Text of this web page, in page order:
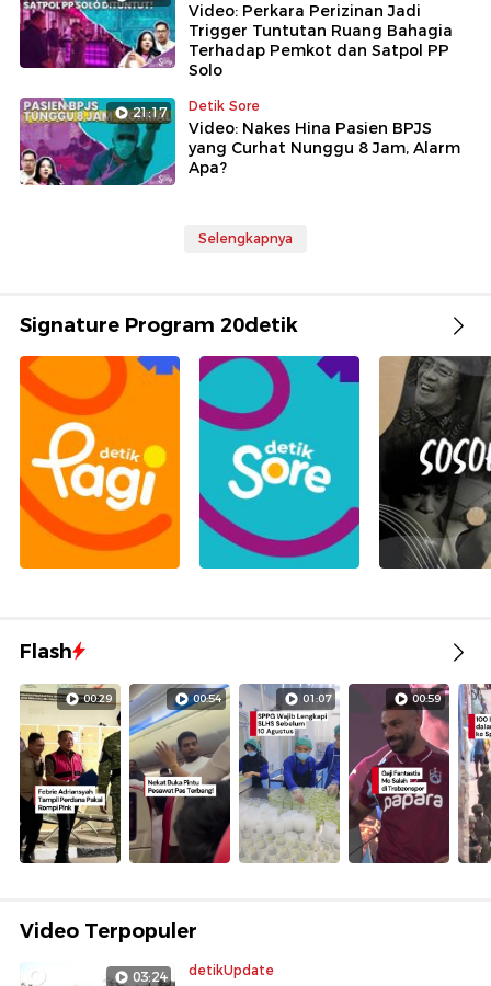
Video: Perkara Perizinan Jadi
Trigger Tuntutan Ruang Bahagia
Terhadap Pemkot dan Satpol PP
Solo
21:17 Detik Sore
Video: Nakes Hina Pasien BPJS
yang Curhat Nunggu 8 Jam, Alarm
Apa?
Selengkapnya
Signature Program 20detik
Flash
00:29 00:54 01:07 00:59
Video Terpopuler
03:24 detikUpdate